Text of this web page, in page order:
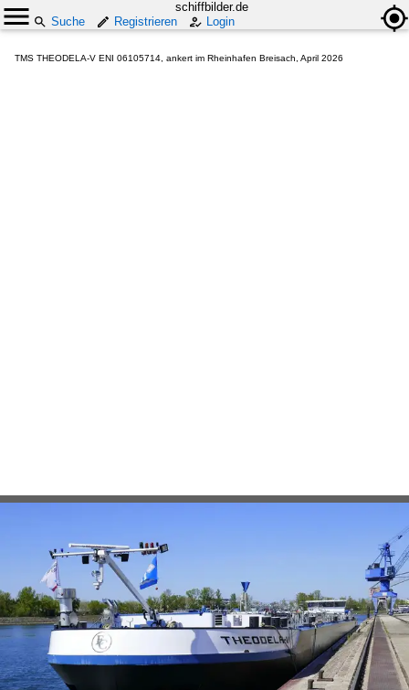
schiffbilder.de
Suche
Registrieren Login
TMS THEODELA-V ENI 06105714, ankert im Rheinhafen Breisach, April 2026